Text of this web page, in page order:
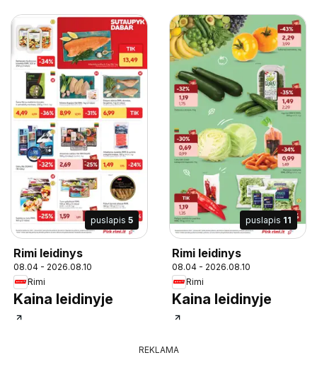
puslapis 5
Rimi leidinys
08.04 - 2026.08.10
Rimi
Kaina leidinyje
puslapis 11
Rimi leidinys
08.04 - 2026.08.10
Rimi
Kaina leidinyje
REKLAMA